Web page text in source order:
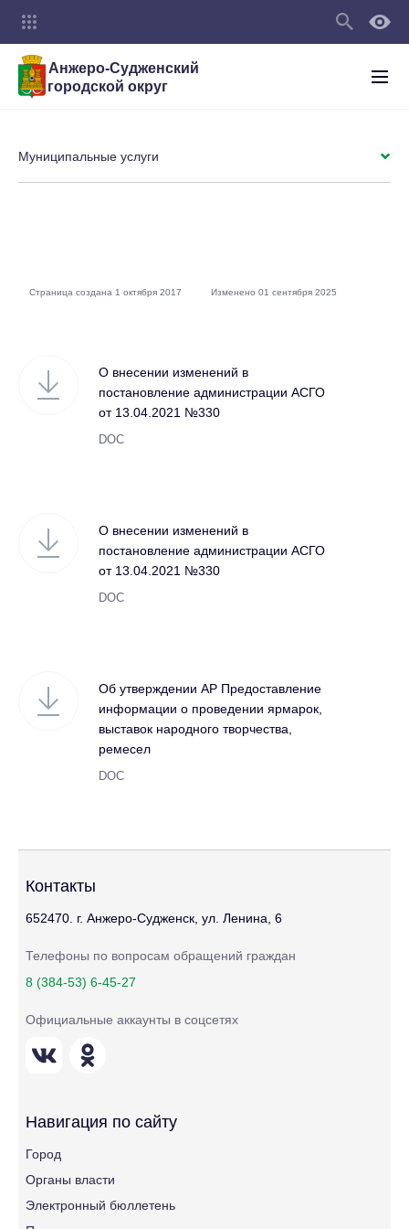
Анжеро-Судженский
городской округ
О внесении изменений в
постановление администрации АСГО
от 13.04.2021 №330
DOC
О внесении изменений в
постановление администрации АСГО
от 13.04.2021 №330
DOC
Об утверждении АР Предоставление
информации о проведении ярмарок,
выставок народного творчества,
ремесел
DOC
Муниципальные услуги
Страница создана 1 октября 2017 Изменено 01 сентября 2025
Контакты
652470. г. Анжеро-Судженск, ул. Ленина, 6
Телефоны по вопросам обращений граждан
8 (384-53) 6-45-27
Официальные аккаунты в соцсетях
Навигация по сайту
Город
Органы власти
Электронный бюллетень